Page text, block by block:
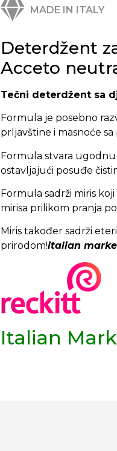
MADE IN ITALY
Deterdžent
Acceto
Tečni deterdžent sa
Formula je posebno
prljavštine i masnoće
Formula stvara
ostavljajući posuđe
Formula sadrži miris
mirisa prilikom pranja
Miris također sadrži
prirodom!italian
Italian